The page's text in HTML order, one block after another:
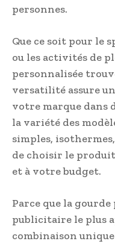
personnes.
Que ce soit pour le
ou les activités de
personnalisée
versatilité assure
votre marque dans
la variété des
simples,
de choisir le
et à votre budget.
Parce que la
publicitaire le plus
combinaison